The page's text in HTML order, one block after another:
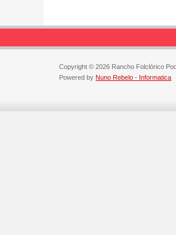
Copyright © 2026 Rancho Folclórico
Powered byNuno Rebelo - Informatica